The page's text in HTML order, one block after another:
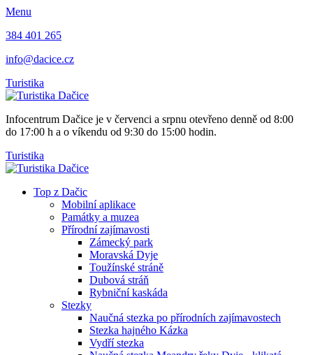
Menu
384 401 265
info@dacice.cz
Turistika
Infocentrum Dačice je v červenci a srpnu otevřeno denně od 8:00
do 17:00 h a o víkendu od 9:30 do 15:00 hodin.
Turistika
Top z Dačic
Mobilní aplikace
Památky a muzea
Přírodní zajímavosti
Zámecký park
Moravská Dyje
Toužínské stráně
Dubová stráň
Rybniční kaskáda
Stezky
Naučná stezka po přírodních zajímavostech
Stezka hajného Kázka
Vydří stezka